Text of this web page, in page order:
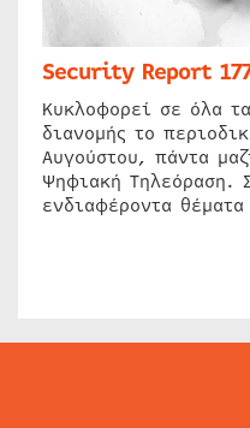
Security Report
Κυκλοφορεί σε όλα
διανομής το
Αυγούστου, πάντα
Ψηφιακή Τηλεόραση.
ενδιαφέροντα